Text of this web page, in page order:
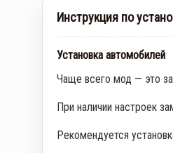
Инструкция по
Установка автомобилей
Чаще всего мод — это
При наличии настроек
Рекомендуется